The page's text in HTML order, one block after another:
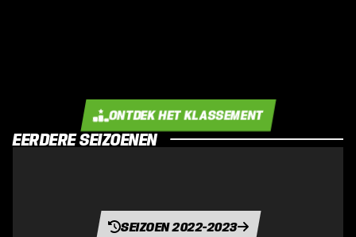
ONTDEK HET KLASSEMENT
EERDERE SEIZOENEN
SEIZOEN 2022-2023